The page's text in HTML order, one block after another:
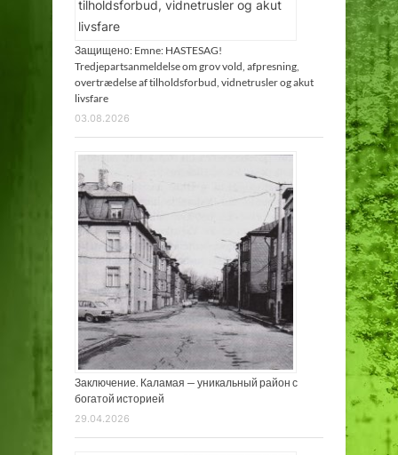
Защищено: Emne: HASTESAG!
Tredjepartsanmeldelse om grov vold, afpresning,
overtrædelse af tilholdsforbud, vidnetrusler og akut
livsfare
03.08.2026
Заключение. Каламая — уникальный район с
богатой историей
29.04.2026